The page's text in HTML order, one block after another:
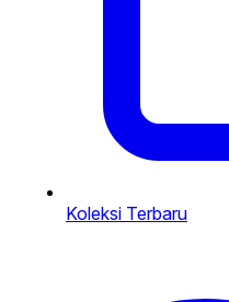
Koleksi Terbaru